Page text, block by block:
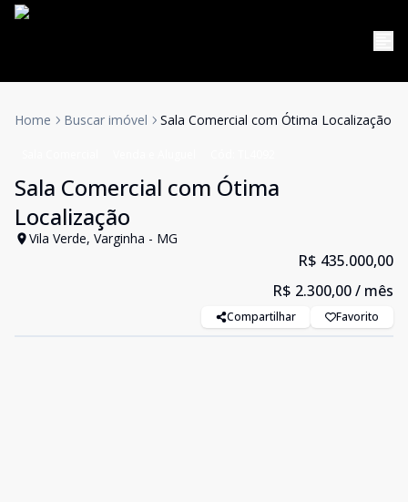
Home Buscar imóvel Sala Comercial com Ótima Localização
Sala Comercial com Ótima
Localização
Vila Verde, Varginha - MG
R$ 435.000,00
R$ 2.300,00/ mês
Compartilhar Favorito